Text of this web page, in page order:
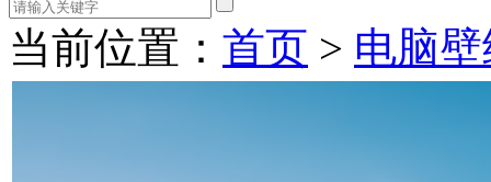
当前位置： 首页 > 电脑